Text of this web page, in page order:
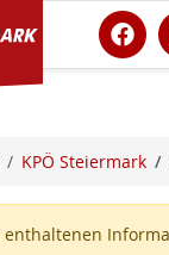
KPÖ Steiermark
enthaltenen